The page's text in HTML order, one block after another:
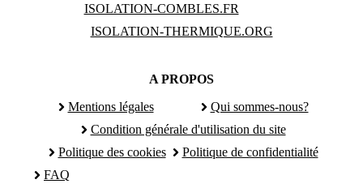
ISOLATION-COMBLES.FR
ISOLATION-THERMIQUE.ORG
A PROPOS
Mentions légales
Qui sommes-nous?
Condition générale d'utilisation du site
Politique des cookies
Politique de confidentialité
FAQ